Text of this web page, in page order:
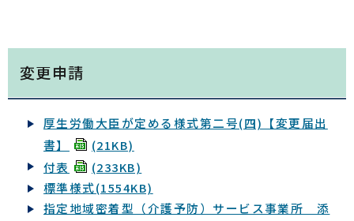
変更申請
厚生労働大臣が定める様式第二号(四)【変更届出
書】
(21KB)
付表
(233KB)
標準様式(1554KB)
指定地域密着型（介護予防）サービス事業所 添